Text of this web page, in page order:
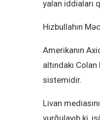
yalan iddiaları
Hizbullahın
Amerikanın
altındakı
sistemidir.
Livan
vurğulayıb ki,